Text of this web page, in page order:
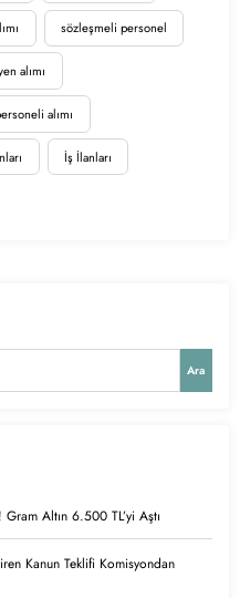
sözleşmeli personel
alımı
alımı
İş İlanları
Ara
Altın 6.500 TL’yi Aştı
Kanun Teklifi Komisyondan